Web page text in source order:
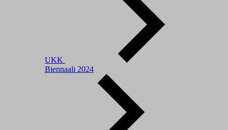
UKK
Biennaali 2024